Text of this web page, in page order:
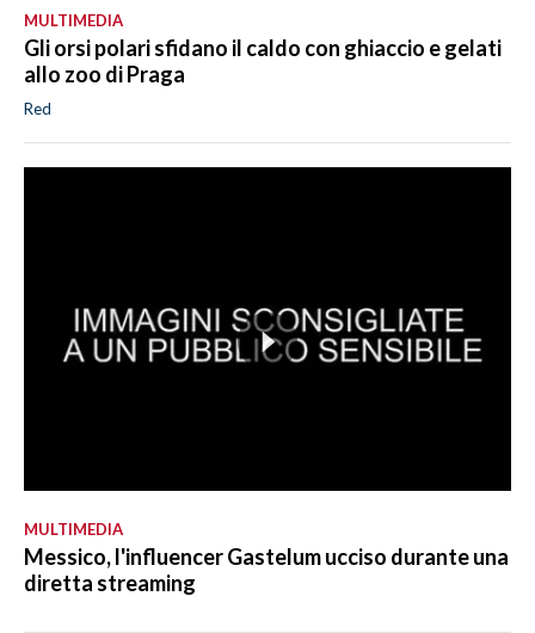
MULTIMEDIA
Gli orsi polari sfidano il caldo con ghiaccio e gelati
allo zoo di Praga
Red
MULTIMEDIA
Messico, l'influencer Gastelum ucciso durante una
diretta streaming